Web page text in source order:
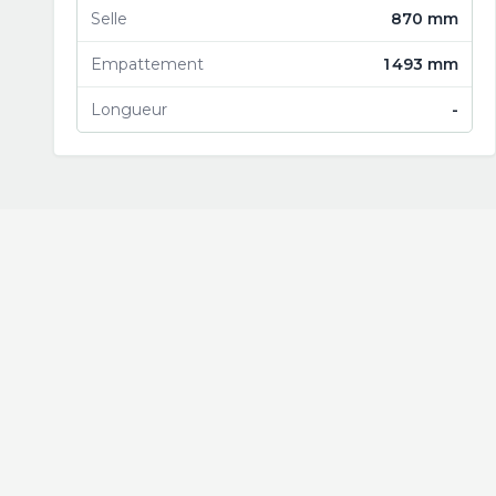
Selle 870 mm
Empattement 1 493 mm
Longueur -